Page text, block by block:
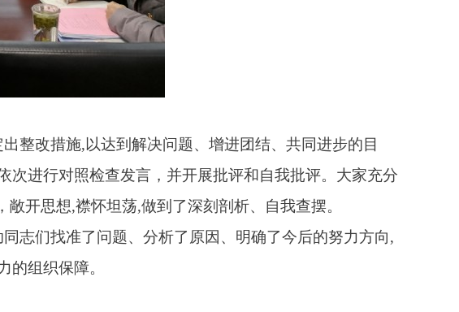
出整改措施,以达到解决问题、增进团结、共同进步的目
进行对照检查发言，并开展批评和自我批评。大家充分
敞开思想,襟怀坦荡,做到了深刻剖析、自我查摆。
同志们找准了问题、分析了原因、明确了今后的努力方向,
组织保障。